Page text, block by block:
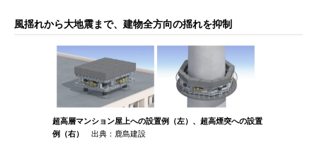
風揺れから大地震まで、建物全方向の揺れを抑制
超高層マンション屋上への設置例（左）、超高煙突への設置
例（右）
出典：鹿島建設